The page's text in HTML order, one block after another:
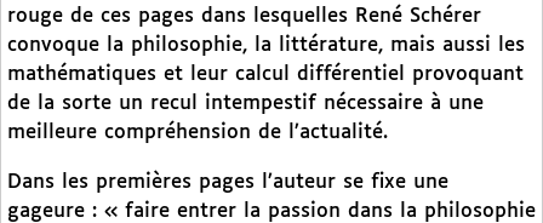
rouge de ces pages dans lesquelles René Schérer
convoque la philosophie, la littérature, mais aussi les
mathématiques et leur calcul différentiel provoquant
de la sorte un recul intempestif nécessaire à une
meilleure compréhension de l’actualité.
Dans les premières pages l’auteur se fixe une
gageure : « faire entrer la passion dans la philosophie